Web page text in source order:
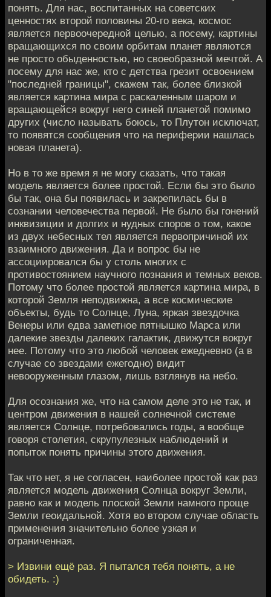
понять. Для нас, воспитанных на советских
ценностях второй половины 20-го века, космос
является первоочередной целью, а посему, картины
вращающихся по своим орбитам планет являются
не просто обыденностью, но своеобразной мечтой. А
посему для нас же, кто с детства грезит освоением
"последней границы", скажем так, более близкой
является картина мира с раскаленным шаром и
вращающейся вокруг него синей планетой помимо
других (число называть боюсь, то Плутон исключат,
то появятся сообщения что на периферии нашлась
новая планета).
Но в то же время я не могу сказать, что такая
модель является более простой. Если бы это было
бы так, она бы появилась и закрепилась бы в
сознании человечества первой. Не было бы гонений
инквизиции и долгих и нудных споров о том, какое
из двух небесных тел является первопричиной их
взаимного движения. Да и вопрос бы не
ассоциировался бы у столь многих с
противостоянием научного познания и темных веков.
Потому что более простой является картина мира, в
которой Земля неподвижна, а все космические
объекты, будь то Солнце, Луна, яркая звездочка
Венеры или едва заметное пятнышко Марса или
далекие звезды далеких галактик, движутся вокруг
нее. Потому что это любой человек ежедневно (а в
случае со звездами ежегодно) видит
невооруженным глазом, лишь взглянув на небо.
Для осознания же, что на самом деле это не так, и
центром движения в нашей солнечной системе
является Солнце, потребовались годы, а вообще
говоря столетия, скрупулезных наблюдений и
попыток понять причины этого движения.
Так что нет, я не согласен, наиболее простой как раз
является модель движения Солнца вокруг Земли,
равно как и модель плоской Земли намного проще
Земли геоидальной. Хотя во втором случае область
применения значительно более узкая и
ограниченная.
> Извини ещё раз. Я пытался тебя понять, а не
обидеть. :)